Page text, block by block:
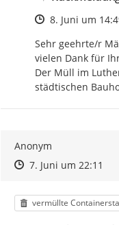
Zeitpunkt des
8. Juni um
Sehr geehrte/r
vielen Dank für
Der Müll im
städtischen
Anonym
Zeitpunkt des
Zeitpunkt des
7. Juni um 22:11
Kategorie
vermüllte